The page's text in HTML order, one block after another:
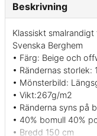
Beskrivning
Klassiskt
Svenska Berghem
• Färg: Beige och
• Rändernas storlek:
• Mönsterbild:
• Vikt:267g/m2
• Ränderna syns på
• 40% bomull 40%
• Bredd 150 cm